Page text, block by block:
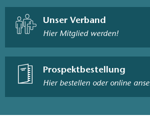
Unser Verband
Hier Mitglied werden!
Prospektbestellung
Hier bestellen oder online